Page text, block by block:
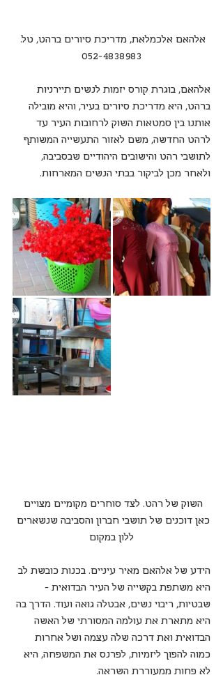
אלהאם אלכמלאת, מדריכת סיורים ברהט, טל.
052-4838983
אלהאם, בוגרת קורס יזמות לנשים תיירניות
ברהט, היא מדריכת סיורים בעיר, והיא מובילה
אותנו בין סמטאות השוק לרחובות העיר עד
לרהט החדשה, משם לאזור התעשייה המשותף
לתושבי רהט והישובים היהודיים שבסביבה,
ולאחר מכן לביקור בבתי הנשים המארחות.
השוק של רהט. לצד סוחרים מקומיים מצויים
כאן דוכנים של תושבי חברון והסביבה שנשארים
ללון במקום
הידע של אלהאם מאיר עיניים. בכנות כובשת לב
היא משתפת בקשייה של העיר הבדואית -
שבטיות, ריבוי נשים, אבטלה גואה ועוד. הדרך בה
היא מתארת את עולמה המסורתי של האשה
הבדואית ואת דרכה שלה עצמה ושל אחרות
כמוה להפוך ליזמיות, לפרנס את המשפחה, היא
לא פחות ממעוררת השראה.